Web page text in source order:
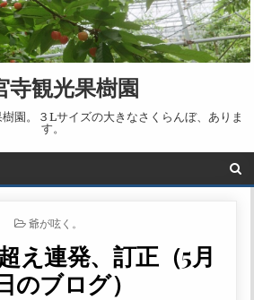
寺観光果樹園
園。３Lサイズの大きなさくらんぼ、ありま
す。
POSTED IN
爺が呟く。
え連発、訂正（5月
のブログ）